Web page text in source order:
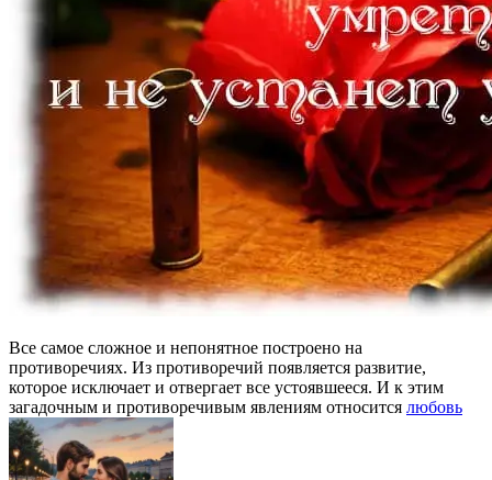
Все самое сложное и непонятное построено на
противоречиях. Из противоречий появляется развитие,
которое исключает и отвергает все устоявшееся. И к этим
загадочным и противоречивым явлениям относится любовь